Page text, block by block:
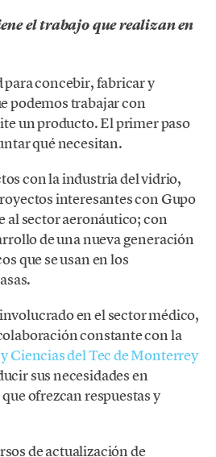
el trabajo que realizan en
concebir, fabricar y
podemos trabajar con
un producto. El primer paso
qué necesitan.
con la industria del vidrio,
interesantes con Gupo
al sector aeronáutico; con
de una nueva generación
que se usan en los
en el sector médico,
constante con la
Ciencias del Tec de Monterrey
sus necesidades en
ofrezcan respuestas y
de actualización de